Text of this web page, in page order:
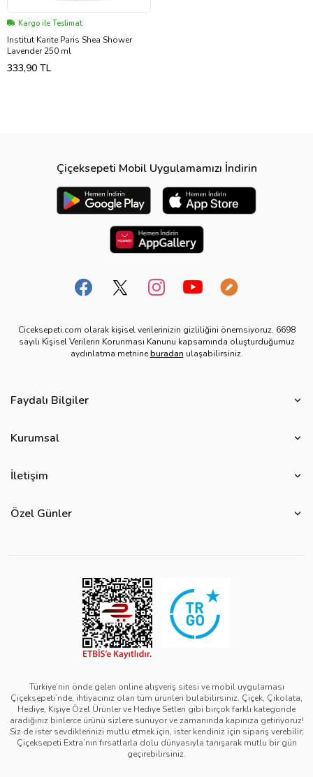
Kargo ile Teslimat
Institut Karite Paris Shea Shower
Lavender 250 ml
333,90 TL
Çiçeksepeti Mobil Uygulamamızı İndirin
Ciceksepeti.com olarak kişisel verilerinizin gizliliğini önemsiyoruz. 6698
sayılı Kişisel Verilerin Korunması Kanunu kapsamında oluşturduğumuz
aydınlatma metnineburadan ulaşabilirsiniz.
Faydalı Bilgiler
Çiçek Anlamları
Mevsimlere Göre Çiçekler
Ürün Sıralama Kriterleri
Teslimat İpuçları
Sipariş Güncelleme Süreçleri
Kurumsal
Ürün Güvenliği
Reklamlarımız
Kampanya Detayları
Duyarlı Pazarlama Hareketi
Bilgi Toplumu Hizmetleri
Çiçeksepeti Üyelik Sözleşmesi
Mesafeli Satış Sözleşmesi - Çiçek
Mesafeli Satış Sözleşmesi - Hediye & Extra
Çerez Politikası
İletişim
Çiçeksepeti Pazaryeri Kolaylıkları
Ödeme Seçenekleri
Özel Günler
Anneler Günü Hediyeleri
Babalar Günü Hediyeleri
Öğretmenler Günü Hediyeleri
Yılbaşı Hediyeleri
Black Friday
Tıp Bayramı Hediyeleri
Avukatlar Günü Hediyeleri
Hemşireler Günü Hediyeleri
Türkiye’nin önde gelen online alışveriş sitesi ve mobil uygulaması
Çiçeksepeti’nde, ihtiyacınız olan tüm ürünleri bulabilirsiniz. Çiçek, Çikolata,
Hediye, Kişiye Özel Ürünler ve Hediye Setleri gibi birçok farklı kategoride
aradığınız binlerce ürünü sizlere sunuyor ve zamanında kapınıza getiriyoruz!
Siz de ister sevdiklerinizi mutlu etmek için, ister kendiniz için sipariş verebilir;
Çiçeksepeti Extra’nın fırsatlarla dolu dünyasıyla tanışarak mutlu bir gün
geçirebilirsiniz.